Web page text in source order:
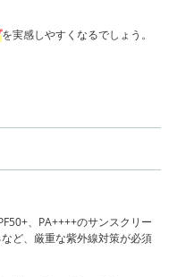
を実感しやすくなるでしょう。
、PA++++のサンスクリー
ど、厳重な紫外線対策が必須